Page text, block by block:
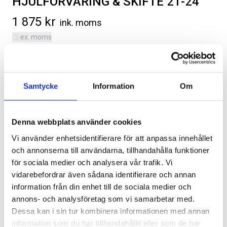
Samtycke Information Om
Denna webbplats använder cookies
Vi använder enhetsidentifierare för att anpassa innehållet
och annonserna till användarna, tillhandahålla funktioner
för sociala medier och analysera vår trafik. Vi
vidarebefordrar även sådana identifierare och annan
information från din enhet till de sociala medier och
annons- och analysföretag som vi samarbetar med.
Dessa kan i sin tur kombinera informationen med annan
information som du har tillhandahållit eller som de har
FRAMDÖRRAR
808
Välj alternativ
1 960
Välj alternativ
1 875 kr ink. moms
ex. moms
Förvaring av hjul, inklusive skifte och tvätt. Gäller hjul som
är 22 tum eller större. Priset är per set och säsong.
Kategorier:Däck/Hjul
Ford F-150 | 2015-2020
Lägg i varukorg
Omgående leverans.